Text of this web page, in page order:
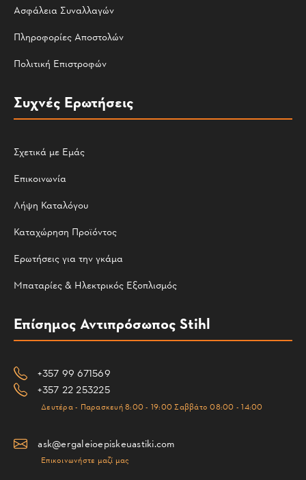
Ασφάλεια Συναλλαγών
Πληροφορίες Αποστολών
Πολιτική Επιστροφών
Συχνές Ερωτήσεις
Σχετικά με Εμάς
Επικοινωνία
Λήψη Καταλόγου
Καταχώρηση Προϊόντος
Ερωτήσεις για την γκάμα
Μπαταρίες & Ηλεκτρικός Εξοπλισμός
Επίσημος Αντιπρόσωπος Stihl
+357 99 671569
+357 22 253225
Δευτέρα - Παρασκευή 8:00 - 19:00 Σαββάτο 08:00 - 14:00
ask@ergaleioepiskeuastiki.com
Επικοινωνήστε μαζί μας